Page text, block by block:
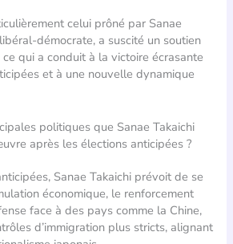
celui prôné par Sanae
démocrate, a suscité un soutien
qui a conduit à la victoire écrasante
et à une nouvelle dynamique
politiques que Sanae Takaichi
après les élections anticipées ?
Sanae Takaichi prévoit de se
économique, le renforcement
face à des pays comme la Chine,
d’immigration plus stricts, alignant